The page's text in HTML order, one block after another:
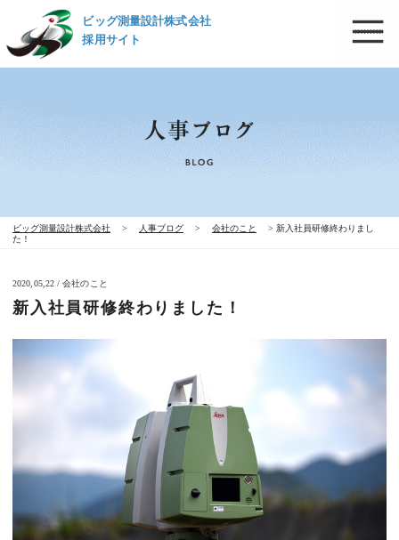
ビッグ測量設計株式会社
採用サイト
ビッグ測量設計株式会社 > 人事ブログ > 会社のこと > 新入社員研修終わりまし
た！
2020,05,22 / 会社のこと
新入社員研修終わりました！